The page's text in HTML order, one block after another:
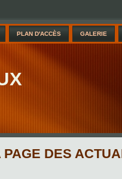
PLAN D'ACCÈS GALERIE
DES